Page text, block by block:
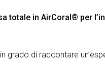
totale in AirCoral® per
grado di raccontare